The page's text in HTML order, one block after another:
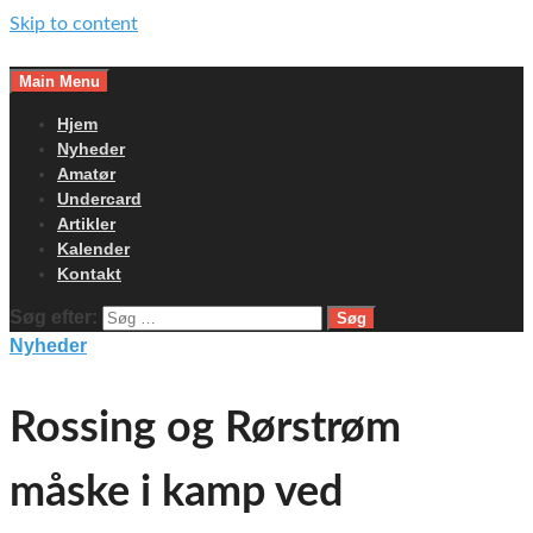
Skip to content
Main Menu
Hjem
Nyheder
Amatør
Undercard
Artikler
Kalender
Kontakt
Søg efter:
Nyheder
Rossing og Rørstrøm
måske i kamp ved